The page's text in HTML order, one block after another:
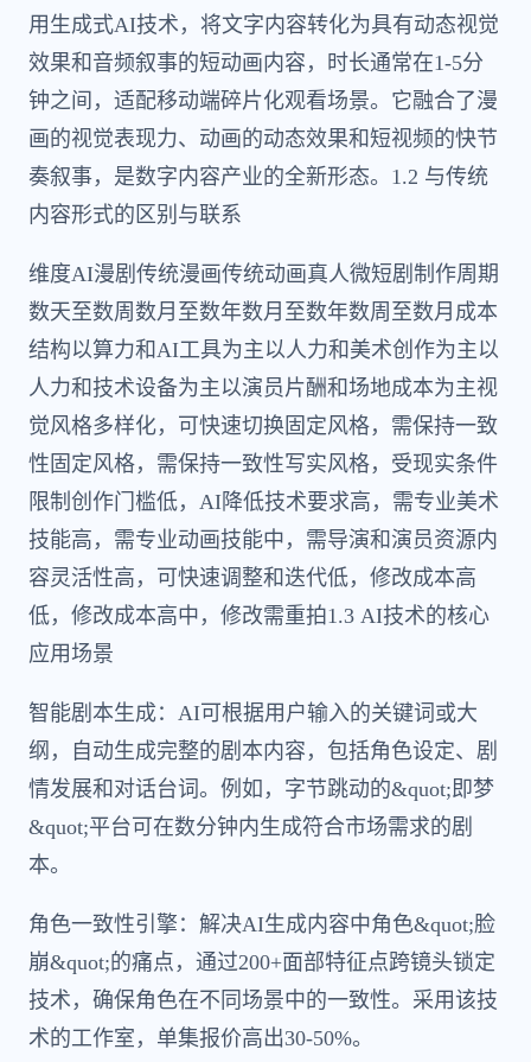
用生成式AI技术，将文字内容转化为具有动态视觉
效果和音频叙事的短动画内容，时长通常在1-5分
钟之间，适配移动端碎片化观看场景。它融合了漫
画的视觉表现力、动画的动态效果和短视频的快节
奏叙事，是数字内容产业的全新形态。1.2 与传统
内容形式的区别与联系
维度AI漫剧传统漫画传统动画真人微短剧制作周期
数天至数周数月至数年数月至数年数周至数月成本
结构以算力和AI工具为主以人力和美术创作为主以
人力和技术设备为主以演员片酬和场地成本为主视
觉风格多样化，可快速切换固定风格，需保持一致
性固定风格，需保持一致性写实风格，受现实条件
限制创作门槛低，AI降低技术要求高，需专业美术
技能高，需专业动画技能中，需导演和演员资源内
容灵活性高，可快速调整和迭代低，修改成本高
低，修改成本高中，修改需重拍1.3 AI技术的核心
应用场景
智能剧本生成：AI可根据用户输入的关键词或大
纲，自动生成完整的剧本内容，包括角色设定、剧
情发展和对话台词。例如，字节跳动的&quot;即梦
&quot;平台可在数分钟内生成符合市场需求的剧
本。
角色一致性引擎：解决AI生成内容中角色&quot;脸
崩&quot;的痛点，通过200+面部特征点跨镜头锁定
技术，确保角色在不同场景中的一致性。采用该技
术的工作室，单集报价高出30-50%。